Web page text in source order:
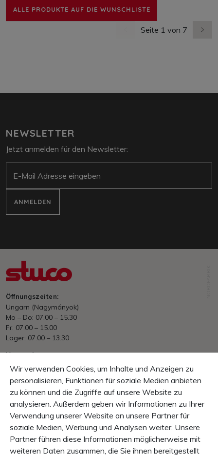
ALLE PRODUKTE AUF DIE WUNSCHLISTE
Seite 1 von 7
NEWSLETTER
Jetzt anmelden für den Newsletter:
ANMELDEN
Öffnungszeiten:
Ungarn (Nagymányok)
Mo – Do: 07.00 – 15.30
Fr: 07.00 – 15.00
Lager: 07.00 – 13.30
Versand
Ab HUF. 70&#039;000.– portofrei
EU/International nach Aufwand
Zahlung
Rechnung, Vorkasse
Garantie
10 Tage Rückgaberecht
1 Jahr Produkt-Garantie
Wir verwenden Cookies, um Inhalte und Anzeigen zu
personalisieren, Funktionen für soziale Medien anbieten
zu können und die Zugriffe auf unsere Website zu
analysieren. Außerdem geben wir Informationen zu Ihrer
Verwendung unserer Website an unsere Partner für
soziale Medien, Werbung und Analysen weiter. Unsere
Partner führen diese Informationen möglicherweise mit
weiteren Daten zusammen, die Sie ihnen bereitgestellt